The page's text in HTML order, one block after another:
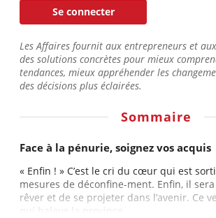
Se connecter
Les Affaires fournit aux entrepreneurs et
des solutions concrètes pour mieux
tendances, mieux appréhender les
des décisions plus éclairées.
Sommaire
Face à la pénurie, soignez vos acquis
« Enfin ! » C’est le cri du cœur qui est
mesures de déconfine-ment. Enfin, il
rêver et de se projeter dans l’avenir. Ce
qui balaye la province,...